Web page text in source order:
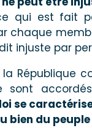
qui est fait
chaque
injuste par
République
sont
se
bien du